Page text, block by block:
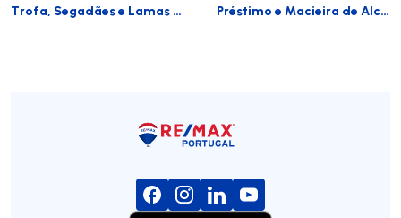
Trofa, Segadães e Lamas do Vouga
Préstimo e Macieira de Alcoba